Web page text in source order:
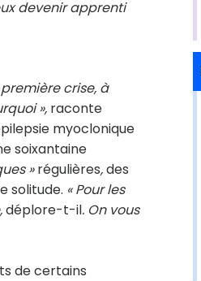
devenir apprenti
première crise, à
», raconte
myoclonique
soixantaine
»régulières,des
solitude. « Pour les
déplore-t-il. On vous
de certains